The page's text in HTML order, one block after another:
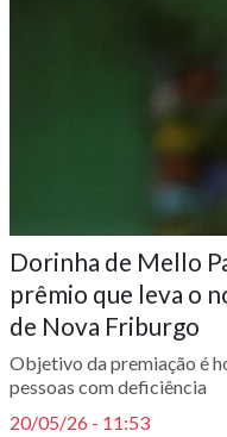
Dorinha de Mello
prêmio que leva o
de Nova Friburgo
Objetivo da premiação é
pessoas com deficiência
20/05/26 - 11:53